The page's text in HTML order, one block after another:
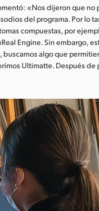
«Nos dijeron que no
del programa. Por lo
compuestas, por
Engine. Sin embargo,
algo que
Ultimatte. Después de